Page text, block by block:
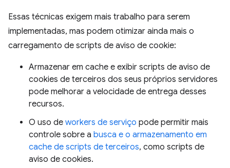
Essas técnicas exigem mais trabalho para serem
implementadas, mas podem otimizar ainda mais o
carregamento de scripts de aviso de cookie:
Armazenar em cache e exibir scripts de aviso de
cookies de terceiros dos seus próprios servidores
pode melhorar a velocidade de entrega desses
recursos.
O uso de workers de serviço pode permitir mais
controle sobre a busca e o armazenamento em
cache de scripts de terceiros, como scripts de
aviso de cookies.